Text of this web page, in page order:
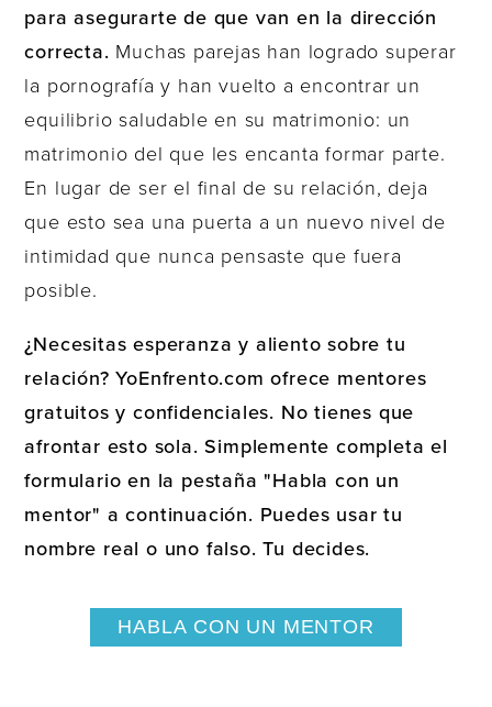
para asegurarte de que van en la dirección
correcta. Muchas parejas han logrado superar
la pornografía y han vuelto a encontrar un
equilibrio saludable en su matrimonio: un
matrimonio del que les encanta formar parte.
En lugar de ser el final de su relación, deja
que esto sea una puerta a un nuevo nivel de
intimidad que nunca pensaste que fuera
posible.
¿Necesitas esperanza y aliento sobre tu
relación? YoEnfrento.com ofrece mentores
gratuitos y confidenciales. No tienes que
afrontar esto sola. Simplemente completa el
formulario en la pestaña "Habla con un
mentor" a continuación. Puedes usar tu
nombre real o uno falso. Tu decides.
HABLA CON UN MENTOR